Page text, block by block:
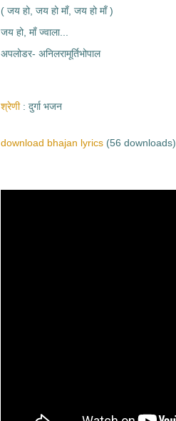
( जय हो, जय हो माँ, जय हो माँ )
जय हो, माँ ज्वाला...
अपलोडर- अनिलरामूर्तिभोपाल
श्रेणी दुर्गा भजन
download bhajan lyrics (56 downloads)